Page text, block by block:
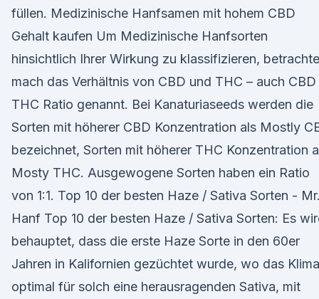
füllen. Medizinische Hanfsamen mit hohem CBD
Gehalt kaufen Um Medizinische Hanfsorten
hinsichtlich Ihrer Wirkung zu klassifizieren,
mach das Verhältnis von CBD und THC – auch CBD
THC Ratio genannt. Bei Kanaturiaseeds werden die
Sorten mit höherer CBD Konzentration als Mostly
bezeichnet, Sorten mit höherer THC Konzentration
Mosty THC. Ausgewogene Sorten haben ein Ratio
von 1:1. Top 10 der besten Haze / Sativa Sorten - Mr.
Hanf Top 10 der besten Haze / Sativa Sorten: Es
behauptet, dass die erste Haze Sorte in den 60er
Jahren in Kalifornien gezüchtet wurde, wo das Klima
optimal für solch eine herausragenden Sativa, mit